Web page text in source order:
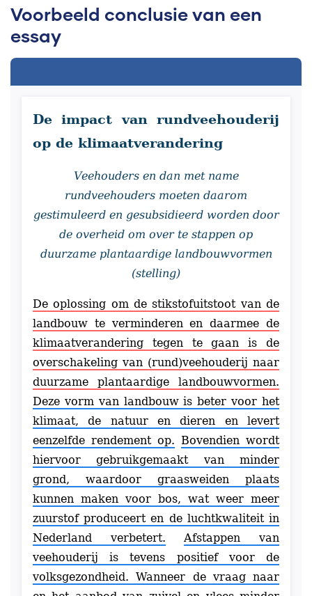
Voorbeeld conclusie van een
essay
De impact van rundveehouderij
op de klimaatverandering
Veehouders en dan met name
rundveehouders moeten daarom
gestimuleerd en gesubsidieerd worden door
de overheid om over te stappen op
duurzame plantaardige landbouwvormen
(stelling)
De oplossing om de stikstofuitstoot van de
landbouw te verminderen en daarmee de
klimaatverandering tegen te gaan is de
overschakeling van (rund)veehouderij naar
duurzame plantaardige landbouwvormen.
Deze vorm van landbouw is beter voor het
klimaat, de natuur en dieren en levert
eenzelfde rendement op. Bovendien wordt
hiervoor gebruikgemaakt van minder
grond, waardoor graasweiden plaats
kunnen maken voor bos, wat weer meer
zuurstof produceert en de luchtkwaliteit in
Nederland verbetert.
Afstappen van
veehouderij is tevens positief voor de
volksgezondheid. Wanneer de vraag naar